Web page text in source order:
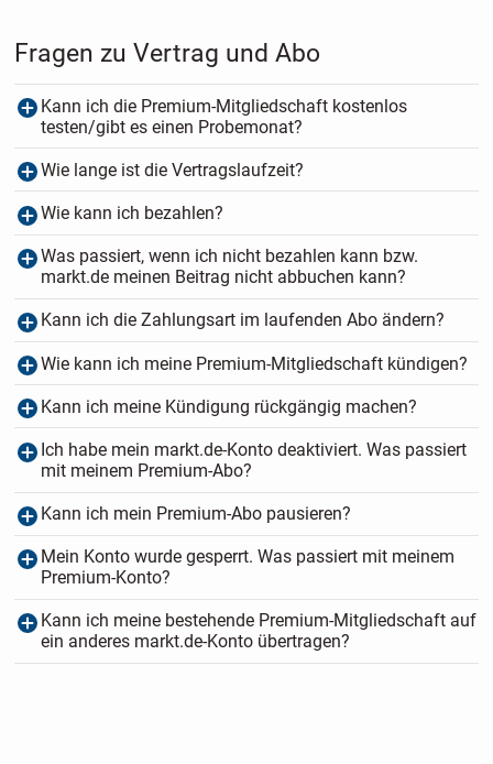
Fragen zu Vertrag und Abo
Kann ich die Premium-Mitgliedschaft kostenlos
testen/gibt es einen Probemonat?
Wie lange ist die Vertragslaufzeit?
Wie kann ich bezahlen?
Was passiert, wenn ich nicht bezahlen kann bzw.
markt.de meinen Beitrag nicht abbuchen kann?
Kann ich die Zahlungsart im laufenden Abo ändern?
Wie kann ich meine Premium-Mitgliedschaft kündigen?
Kann ich meine Kündigung rückgängig machen?
Ich habe mein markt.de-Konto deaktiviert. Was passiert
mit meinem Premium-Abo?
Kann ich mein Premium-Abo pausieren?
Mein Konto wurde gesperrt. Was passiert mit meinem
Premium-Konto?
Kann ich meine bestehende Premium-Mitgliedschaft auf
ein anderes markt.de-Konto übertragen?